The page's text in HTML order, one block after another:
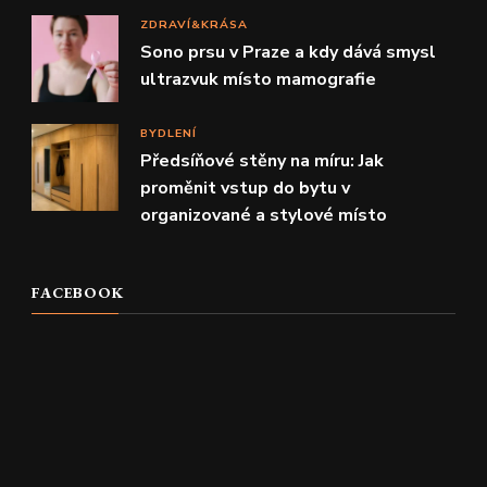
ZDRAVÍ&KRÁSA
Sono prsu v Praze a kdy dává smysl
ultrazvuk místo mamografie
BYDLENÍ
Předsíňové stěny na míru: Jak
proměnit vstup do bytu v
organizované a stylové místo
FACEBOOK